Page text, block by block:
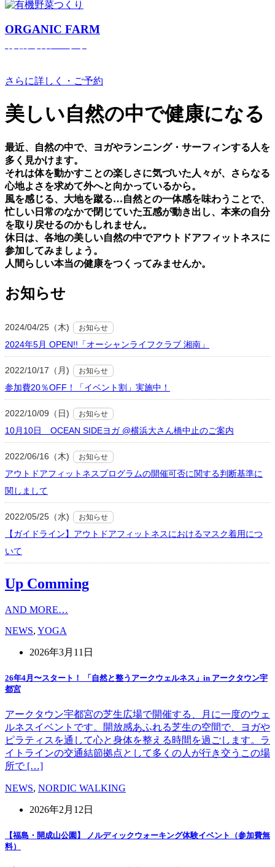
ORGANIC FARM
さらに詳しく・ご予約
美しい⾃然の中で健康になる
最近、⾃然の中で、ヨガやランニング・サーフィンする⼈を
多く⾒かけます。
それは体を動かすことの楽しさに気づいた⼈々が、さらなる
⼼地よさを求めて外へと向かっているから。
⾵を感じる、⼤地を蹴る…⾃然との⼀体感を味わうことで、
忙しい⽇常のなかで閉じていた五感が動き出し、本来の⾃分
を取り戻せるのかもしれません。
休⽇は、各地の美しい⾃然の中でアウトドアフィットネスに
参加してみましょう。
⼈間らしい本当の健康をつくってみませんか。
お知らせ
2024/04/25（木) お知らせ
2024年5月 OPEN!!「オーシャンライフクラブ 湘南」
2022/10/17（月) お知らせ
参加費20％OFF！「イベント割」実施中！
2022/10/09（日) お知らせ
10月10日 OCEAN SIDEヨガ @横浜大さん橋中止のご案内
2022/06/16（木) お知らせ
アウトドアフィットネスプログラムの開催可否に関する判断基準に
関しまして
2022/05/25（水) お知らせ
【ガイドライン】アウトドアフィットネスにおけるマスク着用につ
いて
Up Comming
AND MORE…
NEWS, YOGA
2026年3月11日
26年4月〜スタート！ 「自然と整うアークウェルネス」in アークタウン宇
都宮
アークタウン宇都宮の芝生広場で開催する、月に一度のウェ
ルネスイベントです。開放感あふれる芝生の空間で、ヨガや
ピラティスを通して心と身体を整える時間を過ごします。ラ
イトラインの交通結節拠点として多くの人が行き交うこの場
所で […]
NEWS, NORDIC WALKING
2026年2月12日
【福島・開成山公園】 ノルディックウォーキング体験イベント（参加費無
料）